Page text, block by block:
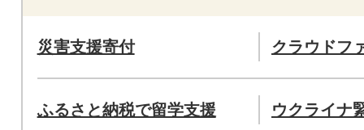
災害支援寄付 クラウドフ
ふるさと納税で留学支援 ウクライナ